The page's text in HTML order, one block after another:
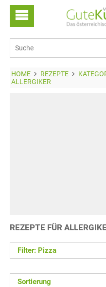
HOME REZEPTE
ALLERGIKER
REZEPTE FÜR
Filter: Pizza
Sortierung